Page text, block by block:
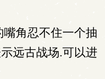
角忍不住一个抽
远古战场.可以进